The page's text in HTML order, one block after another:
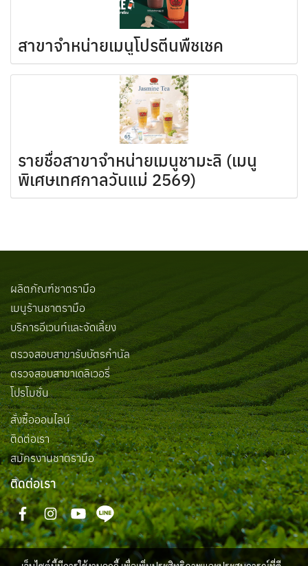
สาขาจำหน่ายเมนูโปรตีนพืชเชค
รายชื่อสาขาจำหน่ายเมนูชามะลิ (เมนู
พิเศษเทศกาลวันแม่ 2569)
ผลิตภัณฑ์ชาตรามือ
เมนูร้านชาตรามือ
บริการอีเวนท์และจัดเลี้ยง
ตรวจสอบสาขารับบัตรกำนัล
ตรวจสอบสาขาเดลิเวอรี่
โปรโมชั่น
สั่งซื้อออนไลน์
ติดต่อเรา
สมัครงานชาตรามือ
ติดต่อเรา